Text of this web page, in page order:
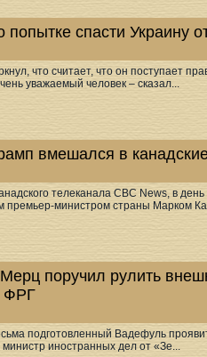
попытке спасти Украину
что считает, что он поступает
уважаемый человек – сказал...
вмешался в
телеканала CBC News, в
премьер-министром страны Марком
поручил рулить
ФРГ
подготовленный Вадефуль
иностранных дел от «Зе...